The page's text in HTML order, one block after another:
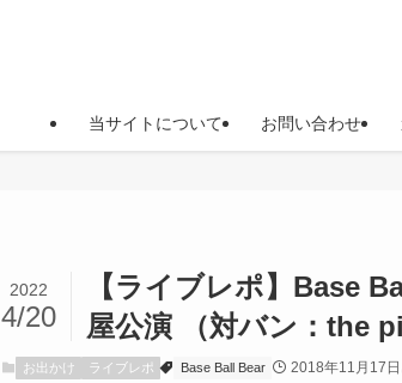
当サイトについて お問い合わせ
【ライブレポ】Base
屋公演 （対バン：the
2022
4/20
お出かけ ライブレポ Base Ball Bear 2018年11月17日